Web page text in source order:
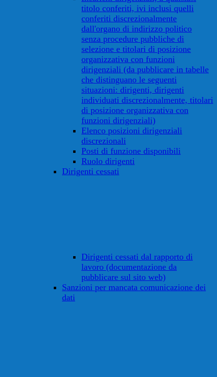
titolo conferiti, ivi inclusi quelli
conferiti discrezionalmente
dall'organo di indirizzo politico
senza procedure pubbliche di
selezione e titolari di posizione
organizzativa con funzioni
dirigenziali (da pubblicare in tabelle
che distinguano le seguenti
situazioni: dirigenti, dirigenti
individuati discrezionalmente, titolari
di posizione organizzativa con
funzioni dirigenziali)
Elenco posizioni dirigenziali
discrezionali
Posti di funzione disponibili
Ruolo dirigenti
Dirigenti cessati
Dirigenti cessati dal rapporto di
lavoro (documentazione da
pubblicare sul sito web)
Sanzioni per mancata comunicazione dei
dati